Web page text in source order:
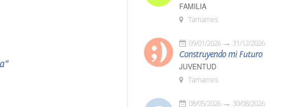
FAMILIA
Tamames
09/01/2026 31/12/2026
Construyendo mi Futuro
JUVENTUD
Tamames
08/05/2026 30/08/2026